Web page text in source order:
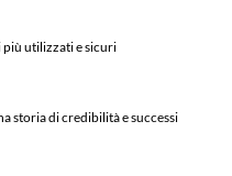
più utilizzati e sicuri
storia di credibilità e successi